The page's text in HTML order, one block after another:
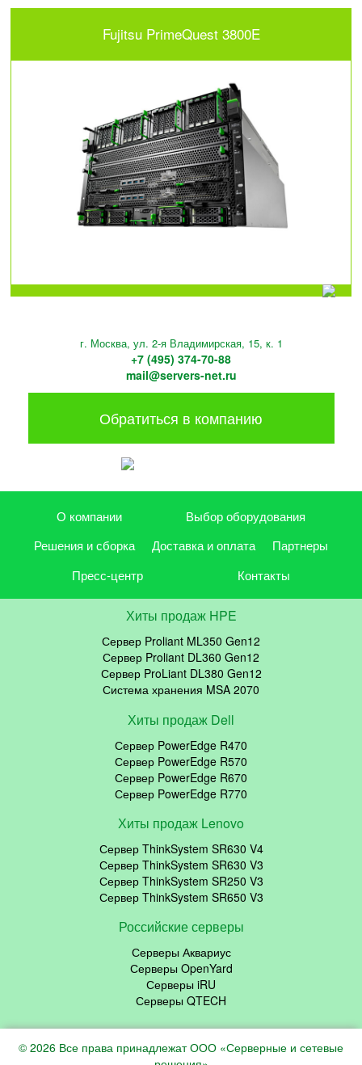
Fujitsu PrimeQuest 3800E
г. Москва, ул. 2-я Владимирская, 15, к. 1
+7 (495) 374-70-88
mail@servers-net.ru
Обратиться в компанию
О компании
Выбор оборудования
Решения и сборка
Доставка и оплата
Партнеры
Пресс-центр
Контакты
Хиты продаж HPE
Сервер Proliant ML350 Gen12
Сервер Proliant DL360 Gen12
Сервер ProLiant DL380 Gen12
Система хранения MSA 2070
Хиты продаж Dell
Сервер PowerEdge R470
Сервер PowerEdge R570
Сервер PowerEdge R670
Сервер PowerEdge R770
Хиты продаж Lenovo
Сервер ThinkSystem SR630 V4
Сервер ThinkSystem SR630 V3
Сервер ThinkSystem SR250 V3
Сервер ThinkSystem SR650 V3
Российские серверы
Серверы Аквариус
Серверы OpenYard
Серверы iRU
Серверы QTECH
© 2026 Все права принадлежат ООО «Серверные и сетевые